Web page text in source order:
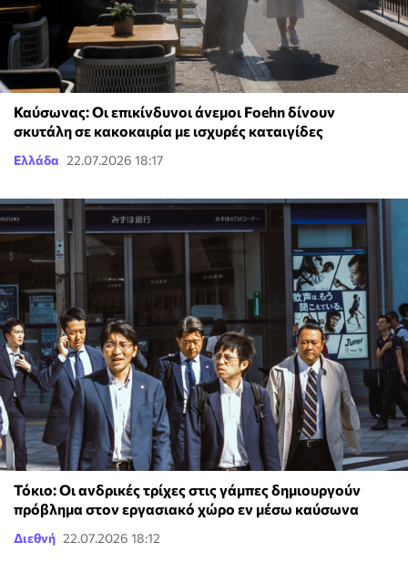
Καύσωνας: Οι επικίνδυνοι άνεμοι Foehn δίνουν
σκυτάλη σε κακοκαιρία με ισχυρές καταιγίδες
Ελλάδα 22.07.2026 18:17
Τόκιο: Οι ανδρικές τρίχες στις γάμπες δημιουργούν
πρόβλημα στον εργασιακό χώρο εν μέσω καύσωνα
Διεθνή 22.07.2026 18:12